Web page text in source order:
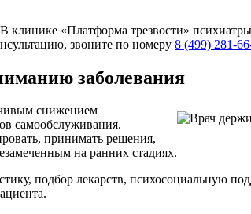
«Платформа трезвости»
звоните по номеру 8 (499) 281-
заболевания
снижением
самообслуживания.
принимать решения,
на ранних стадиях.
подбор лекарств, психосоциальную